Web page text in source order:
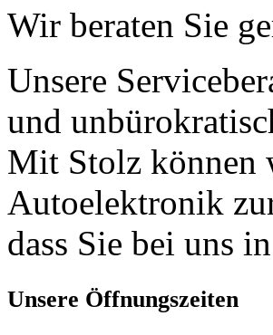
Wir beraten Sie
Unsere
und
Mit Stolz können
Autoelektronik
dass Sie bei uns
Unsere Öffnungszeiten